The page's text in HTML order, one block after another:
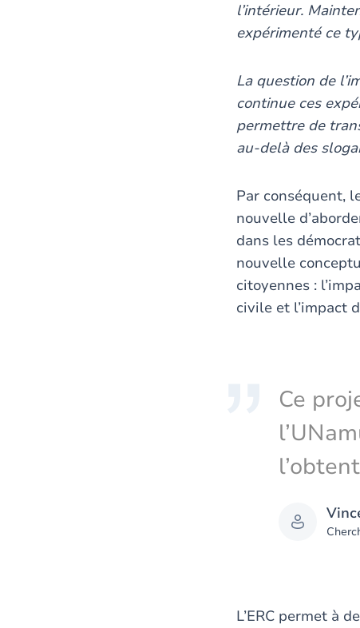
l’intérieur.
expérimenté ce
La question de
continue ces
permettre de
au-delà des
Par conséquent,
nouvelle
dans les
nouvelle
citoyennes :
civile et l’impact
Ce
L’ERC permet à